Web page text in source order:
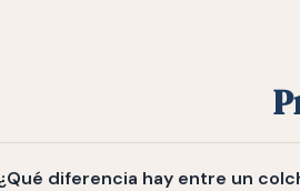
diferencia hay entre un